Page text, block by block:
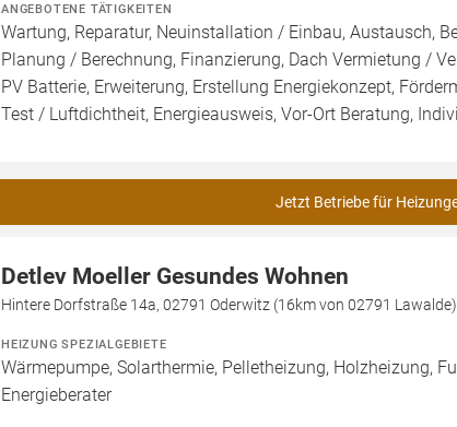
ANGEBOTENE TÄTIGKEITEN
Wartung, Reparatur, Neuinstallation / Einbau, Austausch,
Planung / Berechnung, Finanzierung, Dach Vermietung /
PV Batterie, Erweiterung, Erstellung Energiekonzept,
Test / Luftdichtheit, Energieausweis, Vor-Ort Beratung,
Jetzt Betriebe für
Detlev Moeller Gesundes Wohnen
Hintere Dorfstraße 14a, 02791 Oderwitz (16km von 02791 Lawalde)
HEIZUNG SPEZIALGEBIETE
Wärmepumpe, Solarthermie, Pelletheizung, Holzheizung,
Energieberater